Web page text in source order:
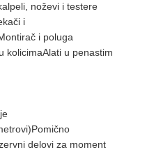
noževi i testere
i
i poluga
kolicimaAlati u penastim
Pomično
delovi za moment